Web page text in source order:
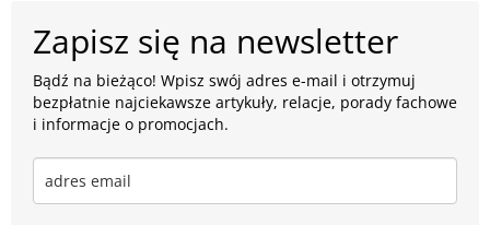
Zapisz się na newsletter
Bądź na bieżąco! Wpisz swój adres e-mail i otrzymuj
bezpłatnie najciekawsze artykuły, relacje, porady fachowe
i informacje o promocjach.